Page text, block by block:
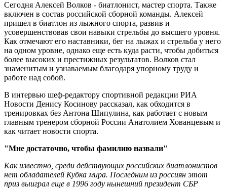
Сегодня Алексей Волков - биатлонист, мастер спорта. Также
включен в состав российской сборной команды. Алексей
пришел в биатлон из лыжного спорта, развив и
усовершенствовав свои навыки стрельбы до высшего уровня.
Как отмечают его наставники, бег на лыжах и стрельба у него
на одном уровне, однако еще есть куда расти, чтобы добиться
более высоких и престижных результатов. Волков стал
знаменитым и узнаваемым благодаря упорному труду и
работе над собой.
В интервью шеф-редактору спортивной редакции РИА
Новости Денису Косинову рассказал, как обходится в
тренировках без Антона Шипулина, как работает с новым
главным тренером сборной России Анатолием Хованцевым и
как читает новости спорта.
"Мне достаточно, чтобы фамилию назвали"
Как известно, среди действующих российских биатлонистов
нет обладателей Кубка мира. Последним из россиян этот
приз выиграл еще в 1996 году нынешний президент СБР